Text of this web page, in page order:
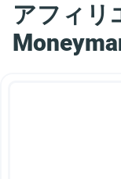
アフィリ